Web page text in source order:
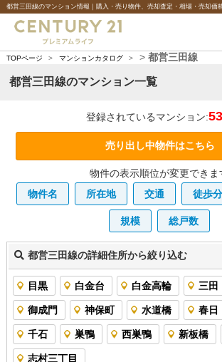
TOPページ > マンションカタログ > > 都営三田線
都営三田線のマンション一覧
登録されているマンション:53
売り出し中物件はこちら
物件の表示順位が変更できま
物件名
所在地 交通 徒歩
規模 総戸数
都営三田線の詳細住所から絞り込む
目黒 白金台 白金高輪 三田
御成門 神保町 水道橋 春日
千石 巣鴨 西巣鴨 新板橋
志村三丁目